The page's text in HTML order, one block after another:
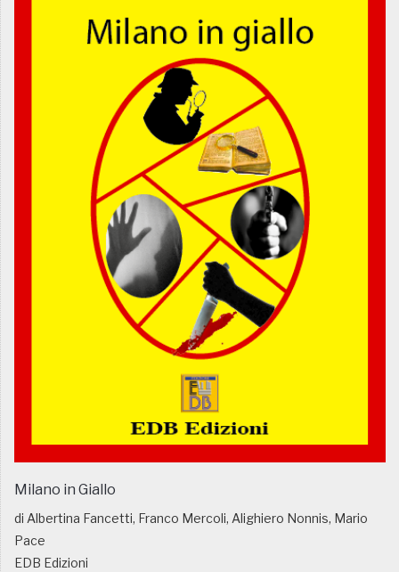
Milano in Giallo
di Albertina Fancetti, Franco Mercoli, Alighiero Nonnis, Mario
Pace
EDB Edizioni